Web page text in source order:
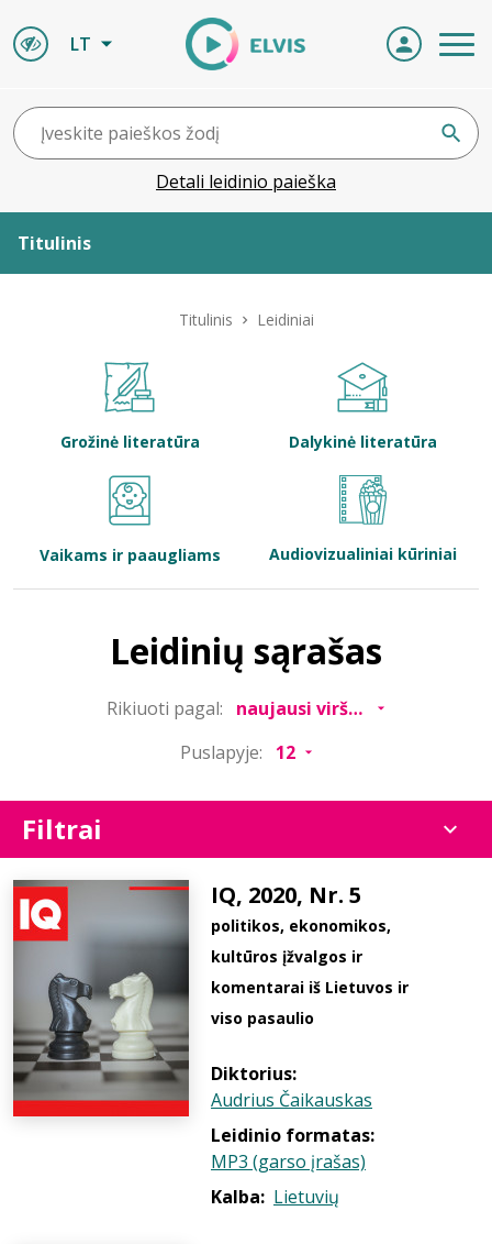
LT
Detali leidinio paieška
Titulinis
Bibliotekoms
Titulinis Leidiniai
Grožinė literatūra Dalykinė literatūra
Vaikams ir paaugliams Audiovizualiniai kūriniai
Leidinių sąrašas
Rikiuoti pagal:
Puslapyje:
Filtrai
IQ, 2020, Nr. 5
politikos, ekonomikos,
kultūros įžvalgos ir
komentarai iš Lietuvos ir
viso pasaulio
Diktorius:
Audrius Čaikauskas
Leidinio formatas:
MP3 (garso įrašas)
Kalba: Lietuvių